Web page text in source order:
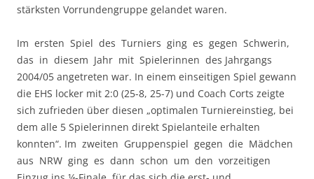
stärksten Vorrundengruppe gelandet waren.
Im ersten Spiel des Turniers ging es gegen Schwerin,
das in diesem Jahr mit Spielerinnen des Jahrgangs
2004/05 angetreten war. In einem einseitigen Spiel gewann
die EHS locker mit 2:0 (25-8, 25-7) und Coach Corts zeigte
sich zufrieden über diesen „optimalen Turniereinstieg, bei
dem alle 5 Spielerinnen direkt Spielanteile erhalten
konnten“. Im zweiten Gruppenspiel gegen die Mädchen
aus NRW ging es dann schon um den vorzeitigen